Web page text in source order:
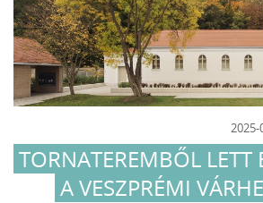
2025-
TORNATEREMBŐL
A VESZPRÉMI